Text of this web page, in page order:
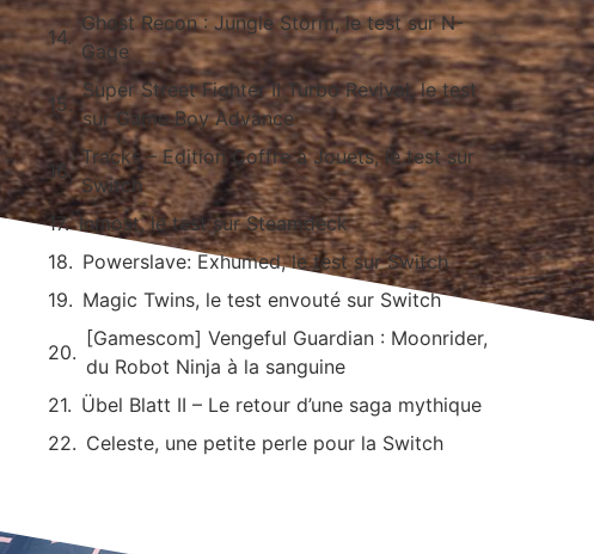
Ghost Recon : Jungle Storm, le test sur N-
Gage
Super Street Fighter II Turbo Revival, le test
sur Game Boy Advance
Tracks – Edition Coffre à Jouets, le test sur
Switch
Inmost, le test sur Steamdeck
Powerslave: Exhumed, le test sur Switch
Magic Twins, le test envouté sur Switch
[Gamescom] Vengeful Guardian : Moonrider,
du Robot Ninja à la sanguine
Übel Blatt II – Le retour d’une saga mythique
Celeste, une petite perle pour la Switch